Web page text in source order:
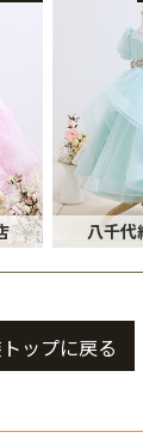
八千代
ップに戻る